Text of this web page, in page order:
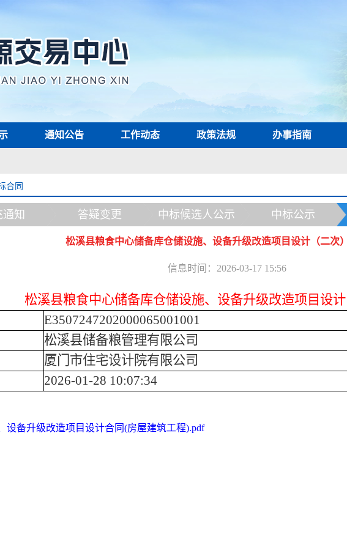
通知公告 工作动态 政策法规 办事指南
合同
通知 答疑变更 中标候选人公示 中标公示
松溪县粮食中心储备库仓储设施、设备升级改造项目设计（二次
信息时间：2026-03-17 15:56
松溪县粮食中心储备库仓储设施、设备升级改造项目设
E3507247202000065001001
松溪县储备粮管理有限公司
厦门市住宅设计院有限公司
2026-01-28 10:07:34
设备升级改造项目设计合同(房屋建筑工程).pdf